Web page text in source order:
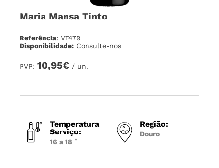
Maria Mansa Tinto
Referência: VT479
Disponibilidade: Consulte-nos
PVP: 10,95€ / un.
Temperatura
Serviço:
16 a 18 ˚
Região:
Douro